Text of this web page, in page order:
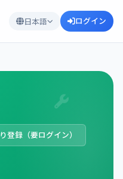
日本語 ログイン
登録（要ログイン）